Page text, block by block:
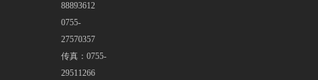
88893612
0755-
27570357
传真：0755-
29511266